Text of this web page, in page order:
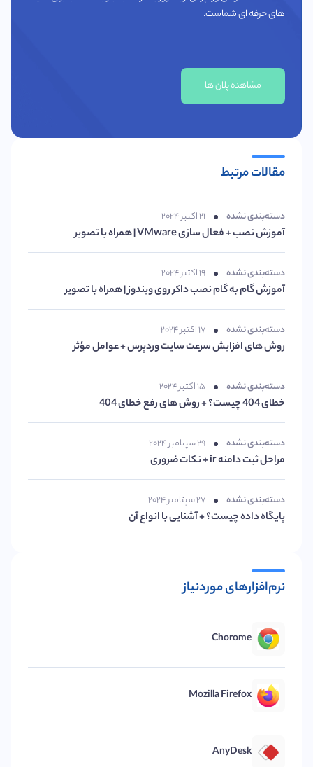
های حرفه ای شماست.
مشاهده پلان ها
مقالات مرتبط
دسته‌بندی نشده ۲۱ اکتبر ۲۰۲۴
آموزش نصب + فعال سازی VMware | همراه با تصویر
دسته‌بندی نشده ۱۹ اکتبر ۲۰۲۴
آموزش گام به گام نصب داکر روی ویندوز | همراه با تصویر
دسته‌بندی نشده ۱۷ اکتبر ۲۰۲۴
روش های افزایش سرعت سایت وردپرس + عوامل مؤثر
دسته‌بندی نشده ۱۵ اکتبر ۲۰۲۴
خطای 404 چیست؟ + روش های رفع خطای 404
دسته‌بندی نشده ۲۹ سپتامبر ۲۰۲۴
مراحل ثبت دامنه ir + نکات ضروری
دسته‌بندی نشده ۲۷ سپتامبر ۲۰۲۴
پایگاه داده چیست؟ + آشنایی با انواع آن
نرم‌افزارهای موردنیاز
Chorome
Mozilla Firefox
AnyDesk